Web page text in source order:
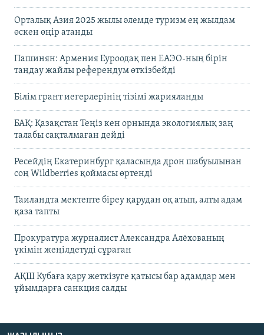
Орталық Азия 2025 жылы әлемде туризм ең жылдам
өскен өңір атанды
Пашинян: Армения Еуроодақ пен ЕАЭО-ның бірін
таңдау жайлы референдум өткізбейді
Білім грант иегерлерінің тізімі жарияланды
БАҚ: Қазақстан Теңіз кен орнында экологиялық заң
талабы сақталмаған дейді
Ресейдің Екатеринбург қаласында дрон шабуылынан
соң Wildberries қоймасы өртенді
Таиландта мектепте біреу қарудан оқ атып, алты адам
қаза тапты
Прокуратура журналист Александра Алёхованың
үкімін жеңілдетуді сұраған
АҚШ Кубаға қару жеткізуге қатысы бар адамдар мен
ұйымдарға санкция салды